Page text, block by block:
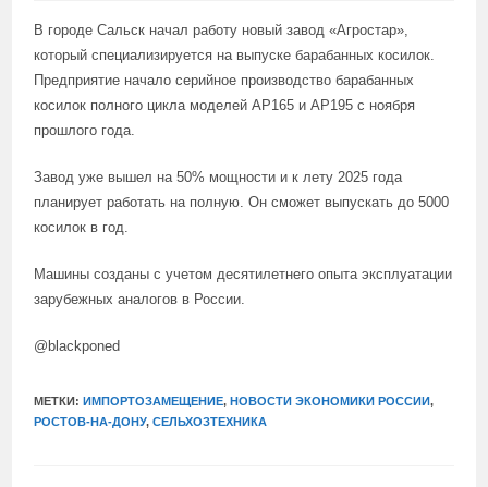
В городе Сальск начал работу новый завод «Агростар»,
который специализируется на выпуске барабанных косилок.
Предприятие начало серийное производство барабанных
косилок полного цикла моделей AP165 и АР195 с ноября
прошлого года.
Завод уже вышел на 50% мощности и к лету 2025 года
планирует работать на полную. Он сможет выпускать до 5000
косилок в год.
Машины созданы с учетом десятилетнего опыта эксплуатации
зарубежных аналогов в России.
@blackponed
МЕТКИ:ИМПОРТОЗАМЕЩЕНИЕ, НОВОСТИ ЭКОНОМИКИ РОССИИ,
РОСТОВ-НА-ДОНУ, СЕЛЬХОЗТЕХНИКА